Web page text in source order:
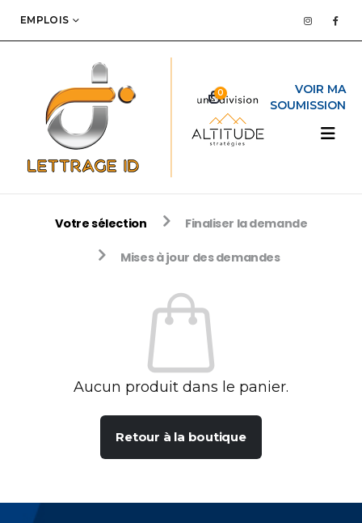
EMPLOIS
0
Votre sélection Finaliser la demande
Mises à jour des demandes
Aucun produit dans le panier.
Retour à la boutique